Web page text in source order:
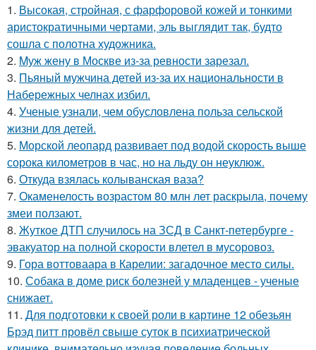
1. Высокая, стройная, с фарфоровой кожей и тонкими
аристократичными чертами, эль выглядит так, будто
сошла с полотна художника.
2. Mуж жену в Москве из-за ревности зарезал.
3. Пьяный мужчина детей из-за их национальности в
Набережных челнах избил.
4. Ученые узнали, чем обусловлена польза сельской
жизни для детей.
5. Морской леопард развивает под водой скорость выше
сорока километров в час, но на льду он неуклюж.
6. Откуда взялась колыванская ваза?
7. Окаменелость возрастом 80 млн лет раскрыла, почему
змеи ползают.
8. Жуткое ДТП случилось на ЗСД в Санкт-петербурге -
эвакуатор на полной скорости влетел в мусоровоз.
9. Гора воттоваара в Карелии: загадочное место силы.
10. Собака в доме риск болезней у младенцев - ученые
снижает.
11. Для подготовки к своей роли в картине 12 обезьян
Брэд питт провёл свыше суток в психиатрической